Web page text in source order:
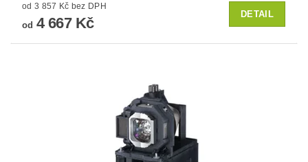
od 3 857 Kč bez DPH
od 4 667 Kč
DETAIL